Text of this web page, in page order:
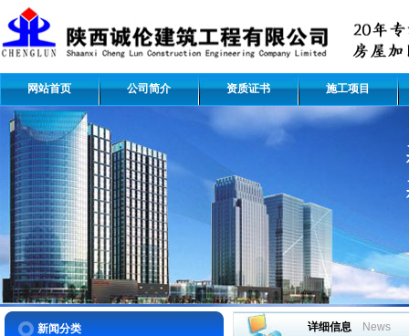
网站首页 公司简介 资质证书 施工项目
新闻分类 详细信息 News